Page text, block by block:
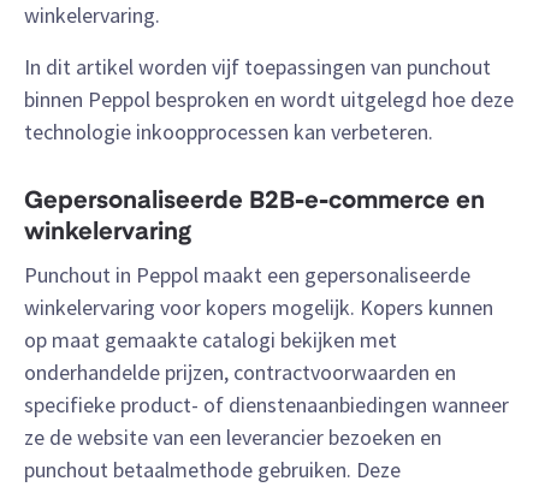
winkelervaring.
In dit artikel worden vijf toepassingen van punchout
binnen Peppol besproken en wordt uitgelegd hoe deze
technologie inkoopprocessen kan verbeteren.
Gepersonaliseerde B2B-e-commerce en
winkelervaring
Punchout in Peppol maakt een gepersonaliseerde
winkelervaring voor kopers mogelijk. Kopers kunnen
op maat gemaakte catalogi bekijken met
onderhandelde prijzen, contractvoorwaarden en
specifieke product- of dienstenaanbiedingen wanneer
ze de website van een leverancier bezoeken en
punchout betaalmethode gebruiken. Deze